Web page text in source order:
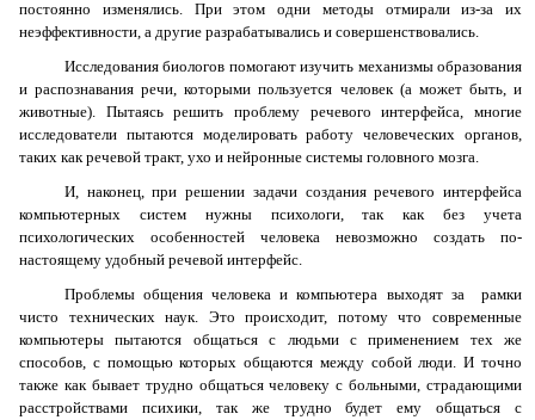
постоянно изменялись. При этом одни методы отмирали из-за их
неэффективности, а другие разрабатывались и совершенствовались.
Исследования биологов помогают изучить механизмы образования
и распознавания речи, которыми пользуется человек (а может быть, и
животные). Пытаясь решить проблему речевого интерфейса, многие
исследователи пытаются моделировать работу человеческих органов,
таких как речевой тракт, ухо и нейронные системы головного мозга.
И, наконец, при решении задачи создания речевого интерфейса
компьютерных систем нужны психологи, так как без учета
психологических особенностей человека невозможно создать по-
настоящему удобный речевой интерфейс.
Проблемы общения человека и компьютера выходят за рамки
чисто технических наук. Это происходит, потому что современные
компьютеры пытаются общаться с людьми с применением тех же
способов, с помощью которых общаются между собой люди. И точно
также как бывает трудно общаться человеку с больными, страдающими
расстройствами психики, так же трудно будет ему общаться с